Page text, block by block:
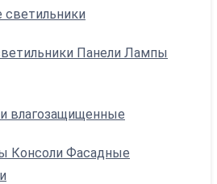
светильники
Панели Лампы
влагозащищенные
Консоли Фасадные